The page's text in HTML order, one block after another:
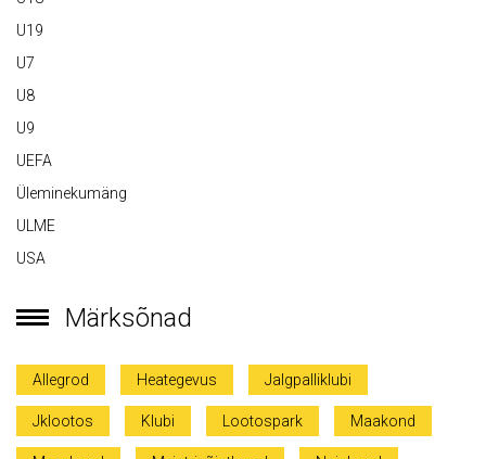
U19
U7
U8
U9
UEFA
Üleminekumäng
ULME
USA
Märksõnad
Allegrod Heategevus Jalgpalliklubi
Jklootos Klubi Lootospark Maakond